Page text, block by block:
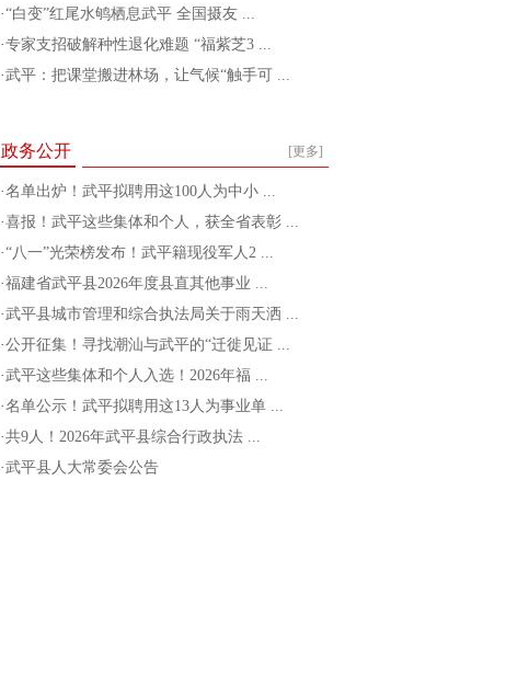
·“白变”红尾水鸲栖息武平 全国摄友 ...
·专家支招破解种性退化难题 “福紫芝3 ...
·武平：把课堂搬进林场，让气候“触手可 ...
[更多]
政务公开
·名单出炉！武平拟聘用这100人为中小 ...
·喜报！武平这些集体和个人，获全省表彰 ...
·“八一”光荣榜发布！武平籍现役军人2 ...
·福建省武平县2026年度县直其他事业 ...
·武平县城市管理和综合执法局关于雨天洒 ...
·公开征集！寻找潮汕与武平的“迁徙见证 ...
·武平这些集体和个人入选！2026年福 ...
·名单公示！武平拟聘用这13人为事业单 ...
·共9人！2026年武平县综合行政执法 ...
·武平县人大常委会公告